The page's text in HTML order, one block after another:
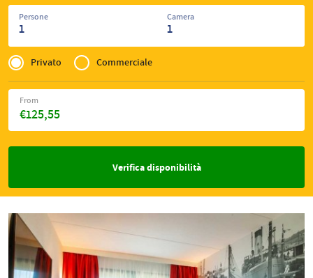
Persone
1
Camera
1
Privé
of
Zakelijk
Privato Commerciale
€125,55
From
Verifica disponibilità